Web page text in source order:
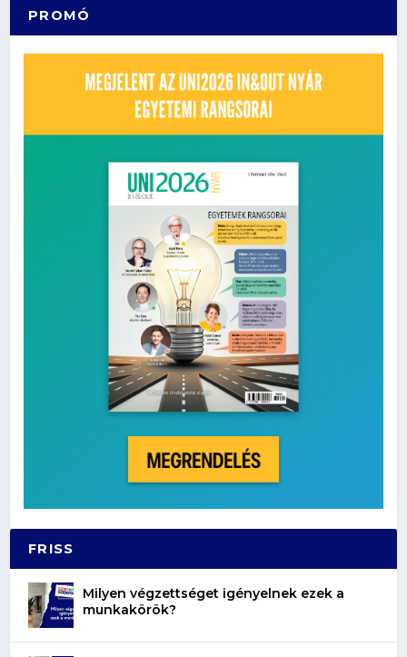
PROMÓ
FRISS
Milyen végzettséget igényelnek ezek a
munkakörök?